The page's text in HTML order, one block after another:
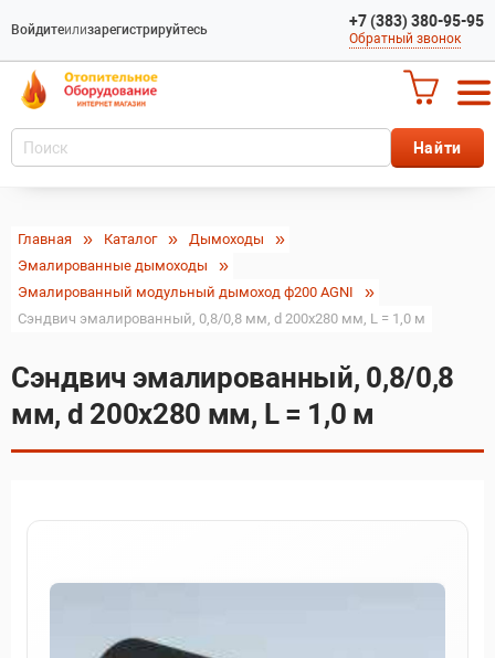
Войдитеилизарегистрируйтесь +7 (383) 380-95-95
Обратный звонок
Главная Каталог
Дымоходы
Эмалированные дымоходы
Эмалированный модульный дымоход ф200 AGNI
Сэндвич эмалированный, 0,8/0,8 мм, d 200х280 мм, L = 1,0 м
Сэндвич эмалированный, 0,8/0,8
мм, d 200х280 мм, L = 1,0 м